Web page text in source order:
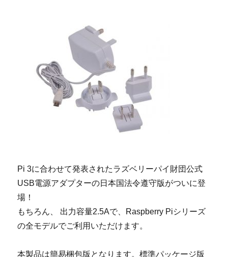
Pi 3に合わせて発表されたラズベリーパイ財団公式
USB電源アダプターの日本国法令遵守版がついに登
場！
もちろん、 出力容量2.5Aで、Raspberry Piシリーズ
の全モデルでご利用いただけます。
本製品は簡易梱包版となります。標準パッケージ版